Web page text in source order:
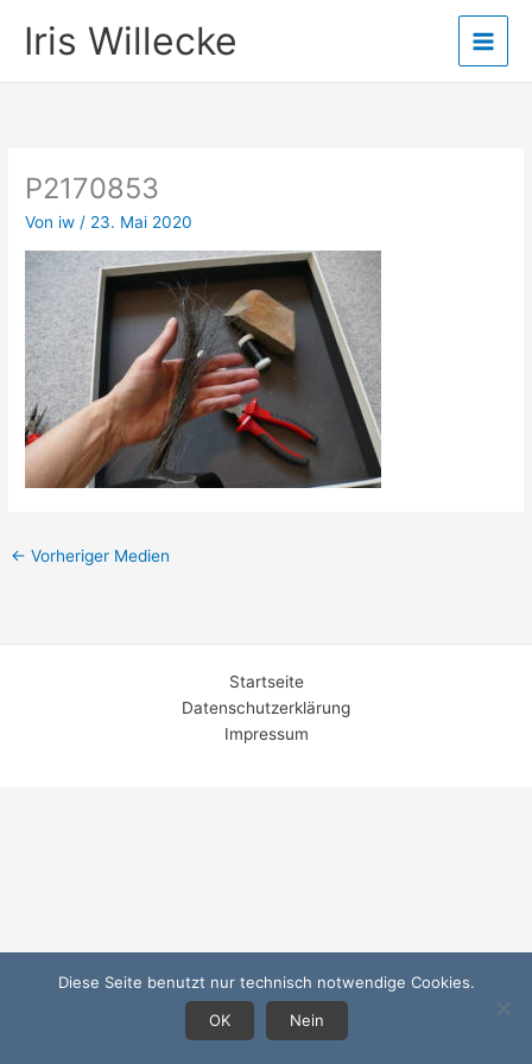
InhaltIris Willecke
P2170853
Von iw / 23. Mai 2020
← Vorheriger Medien
Startseite
Datenschutzerklärung
Impressum
Diese Seite benutzt nur technisch notwendige Cookies.
OK
Nein